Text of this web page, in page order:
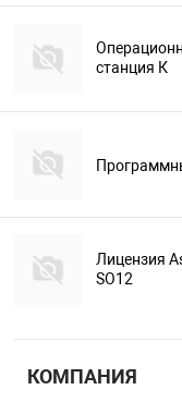
станция К
Лицензия
SO12
КОМПАНИЯ